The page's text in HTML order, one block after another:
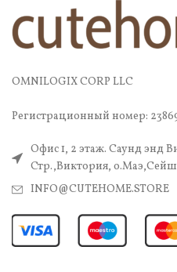
OMNILOGIX CORP LLC
Регистрационный номер:
Офис 1, 2 этаж. Саунд энд
Стр.,Виктория,
INFO@CUTEHOME.STORE